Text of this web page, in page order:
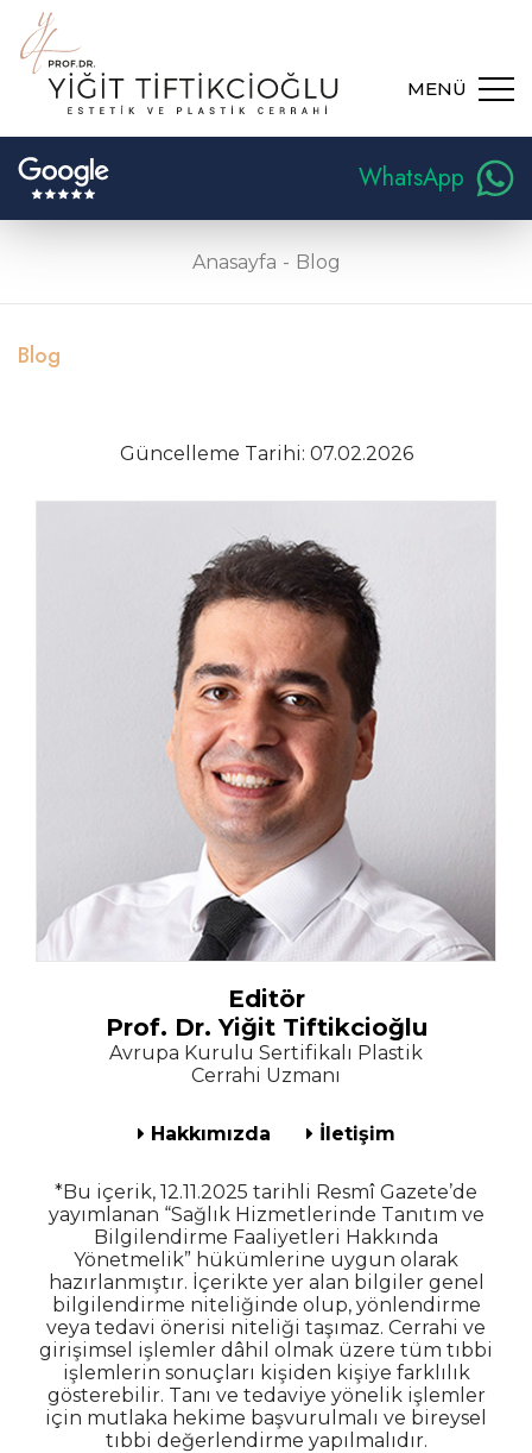
MENÜ
WhatsApp
Anasayfa Blog
Blog
Güncelleme Tarihi: 07.02.2026
Editör
Prof. Dr. Yiğit Tiftikcioğlu
Avrupa Kurulu Sertifikalı Plastik
Cerrahi Uzmanı
Hakkımızda İletişim
*Bu içerik, 12.11.2025 tarihli Resmî Gazete’de
yayımlanan “Sağlık Hizmetlerinde Tanıtım ve
Bilgilendirme Faaliyetleri Hakkında
Yönetmelik” hükümlerine uygun olarak
hazırlanmıştır. İçerikte yer alan bilgiler genel
bilgilendirme niteliğinde olup, yönlendirme
veya tedavi önerisi niteliği taşımaz. Cerrahi ve
girişimsel işlemler dâhil olmak üzere tüm tıbbi
işlemlerin sonuçları kişiden kişiye farklılık
gösterebilir. Tanı ve tedaviye yönelik işlemler
için mutlaka hekime başvurulmalı ve bireysel
tıbbi değerlendirme yapılmalıdır.